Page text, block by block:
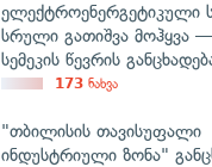
ელექტროენერგეტიკული
სრული გათიშვა მოჰყვა —
სემეკის წევრის
173 ნახვა
"თბილისის თავისუფალი
ინდუსტრიული ზონა"